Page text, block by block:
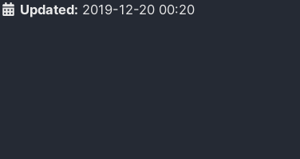
Updated: 2019-12-20 00:20